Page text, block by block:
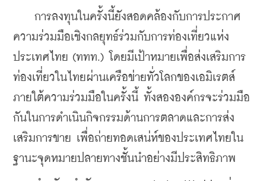
การลงทุนในครั้งนี้ยังสอดคล้องกับการประกาศ
ความร่วมมือเชิงกลยุทธ์ร่วมกับการท่องเที่ยวแห่ง
ประเทศไทย (ททท.) โดยมีเป้าหมายเพื่อส่งเสริมการ
ท่องเที่ยวในไทยผ่านเครือข่ายทั่วโลกของเอมิเรตส์
ภายใต้ความร่วมมือในครั้งนี้ ทั้งสององค์กรจะร่วมมือ
กันในการดำเนินกิจกรรมด้านการตลาดและการส่ง
เสริมการขาย เพื่อถ่ายทอดเสน่ห์ของประเทศไทยใน
ฐานะจุดหมายปลายทางชั้นนำอย่างมีประสิทธิภาพ